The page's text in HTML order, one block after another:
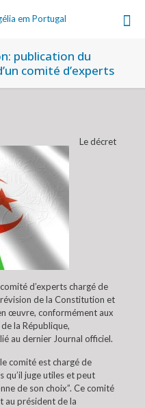
publication du
comité d’experts
Le décret
d’experts chargé de
de la Constitution et
œuvre, conformément aux
la République,
au dernier Journal officiel.
comité est chargé de
qu’il juge utiles et peut
de son choix”. Ce comité
au président de la